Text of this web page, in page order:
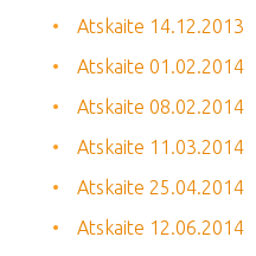
Atskaite 14.12.2013
Atskaite 01.02.2014
Atskaite 08.02.2014
Atskaite 11.03.2014
Atskaite 25.04.2014
Atskaite 12.06.2014